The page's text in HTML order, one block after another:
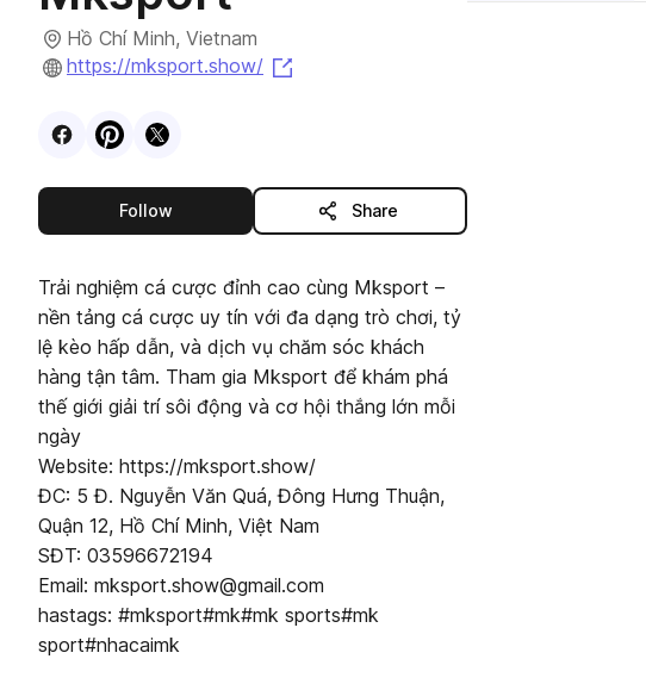
Hồ Chí Minh, Vietnam
https://mksport.show/
VisitFacebook
VisitPinterest
Visit
Followthis publisher Share
Trải nghiệm cá cược đỉnh cao cùng Mksport –
nền tảng cá cược uy tín với đa dạng trò chơi, tỷ
lệ kèo hấp dẫn, và dịch vụ chăm sóc khách
hàng tận tâm. Tham gia Mksport để khám phá
thế giới giải trí sôi động và cơ hội thắng lớn mỗi
ngày
Website: https://mksport.show/
ĐC: 5 Đ. Nguyễn Văn Quá, Đông Hưng Thuận,
Quận 12, Hồ Chí Minh, Việt Nam
SĐT: 03596672194
Email: mksport.show@gmail.com
hastags: #mksport#mk#mk sports#mk
sport#nhacaimk